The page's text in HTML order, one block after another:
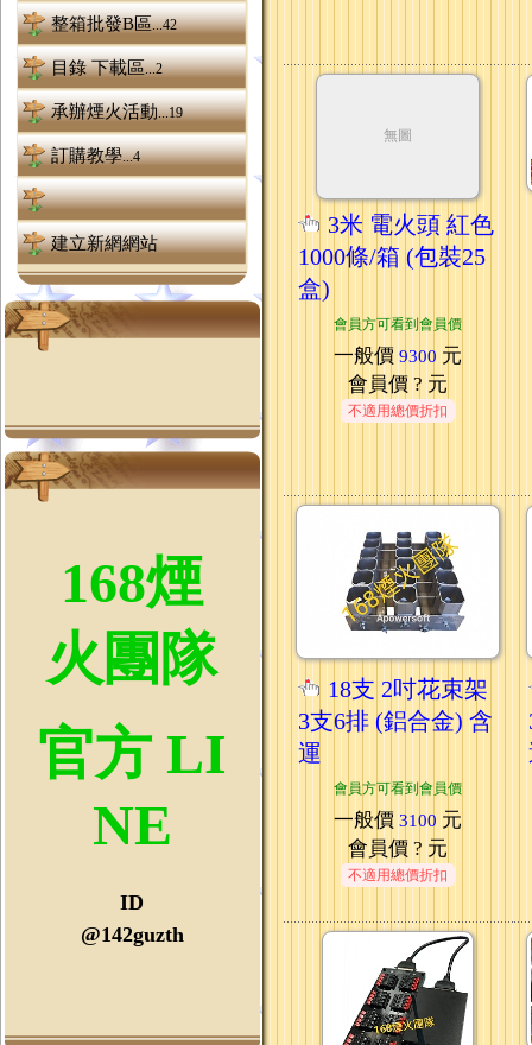
整箱批發B區...42
目錄 下載區...2
承辦煙火活動...19
訂購教學...4
建立新網網站
168煙
火團隊
官方 LI
NE
ID
@142guzth
無圖
3米 電火頭 紅色
1000條/箱 (包裝25
盒)
會員方可看到會員價
一般價 9300 元
會員價 ? 元
不適用總價折扣
18支 2吋花束架
3支6排 (鋁合金) 含
運
會員方可看到會員價
一般價 3100 元
會員價 ? 元
不適用總價折扣